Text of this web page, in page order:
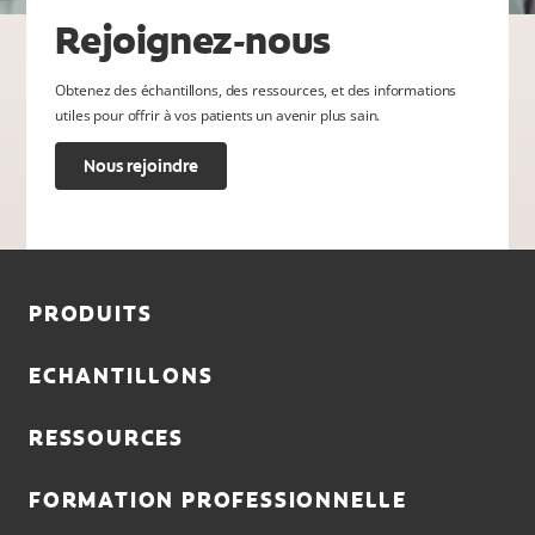
Rejoignez-nous
Obtenez des échantillons, des ressources, et des informations
utiles pour offrir à vos patients un avenir plus sain.
Nous rejoindre
PRODUITS
ECHANTILLONS
RESSOURCES
FORMATION PROFESSIONNELLE